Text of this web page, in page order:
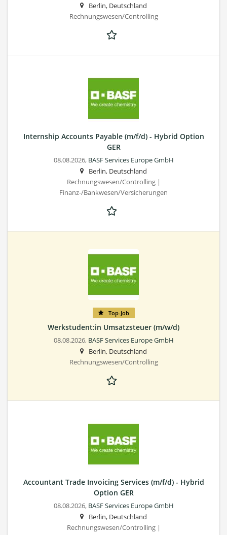
Berlin, Deutschland
Rechnungswesen/Controlling
Internship Accounts Payable (m/f/d) - Hybrid Option
GER
08.08.2026, BASF Services Europe GmbH
Berlin, Deutschland
Rechnungswesen/Controlling |
Finanz-/Bankwesen/Versicherungen
Top-Job
Werkstudent:in Umsatzsteuer (m/w/d)
08.08.2026, BASF Services Europe GmbH
Berlin, Deutschland
Rechnungswesen/Controlling
Accountant Trade Invoicing Services (m/f/d) - Hybrid
Option GER
08.08.2026, BASF Services Europe GmbH
Berlin, Deutschland
Rechnungswesen/Controlling |